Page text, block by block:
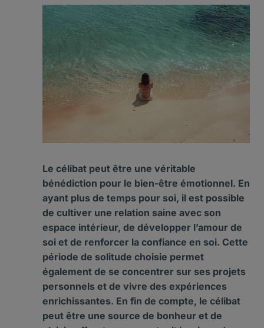
Le célibat peut être une véritable
bénédiction pour le bien-être émotionnel. En
ayant plus de temps pour soi, il est possible
de cultiver une relation saine avec son
espace intérieur, de développer l’amour de
soi et de renforcer la confiance en soi. Cette
période de solitude choisie permet
également de se concentrer sur ses projets
personnels et de vivre des expériences
enrichissantes. En fin de compte, le célibat
peut être une source de bonheur et de